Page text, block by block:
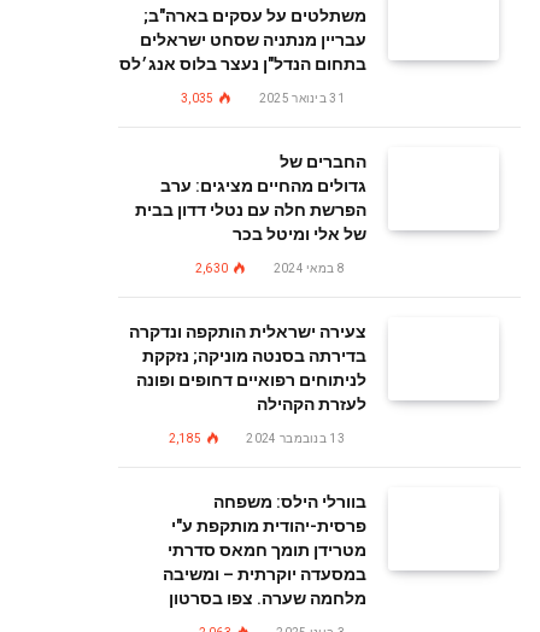
משתלטים על עסקים בארה"ב;
עבריין מנתניה שסחט ישראלים
בתחום הנדל"ן נעצר בלוס אנג׳לס
31 בינואר 2025 3,035
החברים של
גדולים מהחיים מציגים: ערב
הפרשת חלה עם נטלי דדון בבית
של אלי ומיטל בכר
8 במאי 2024 2,630
צעירה ישראלית הותקפה ונדקרה
בדירתה בסנטה מוניקה; נזקקת
לניתוחים רפואיים דחופים ופונה
לעזרת הקהילה
13 בנובמבר 2024 2,185
בוורלי הילס: משפחה
פרסית-יהודית מותקפת ע"י
מטרידן תומך חמאס סדרתי
במסעדה יוקרתית – ומשיבה
מלחמה שערה. צפו בסרטון